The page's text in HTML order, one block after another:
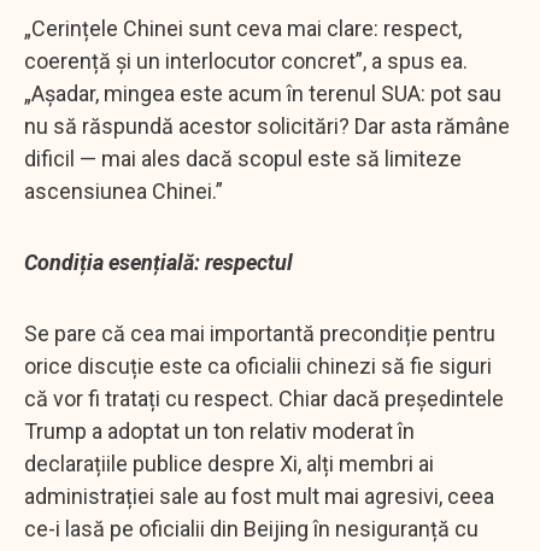
„Cerințele Chinei sunt ceva mai clare: respect,
coerență și un interlocutor concret”, a spus ea.
„Așadar, mingea este acum în terenul SUA: pot sau
nu să răspundă acestor solicitări? Dar asta rămâne
dificil — mai ales dacă scopul este să limiteze
ascensiunea Chinei.”
Condiția esențială: respectul
Se pare că cea mai importantă precondiție pentru
orice discuție este ca oficialii chinezi să fie siguri
că vor fi tratați cu respect. Chiar dacă președintele
Trump a adoptat un ton relativ moderat în
declarațiile publice despre Xi, alți membri ai
administrației sale au fost mult mai agresivi, ceea
ce-i lasă pe oficialii din Beijing în nesiguranță cu